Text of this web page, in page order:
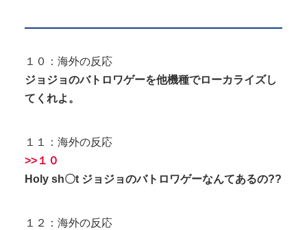
１０：海外の反応
ジョジョのバトロワゲーを他機種でローカライズし
てくれよ。
１１：海外の反応
>>１０
Holy sh〇t ジョジョのバトロワゲーなんてあるの??
１２：海外の反応